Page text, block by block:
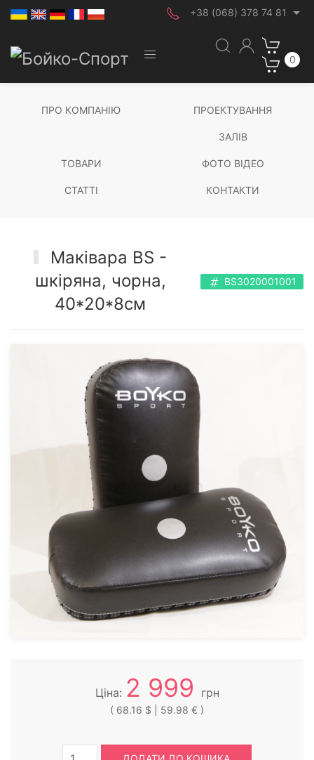
+38 (068) 378 74 81
0
ПРО КОМПАНІЮ ПРОЕКТУВАННЯ
ЗАЛІВ
ТОВАРИ ФОТО ВІДЕО
СТАТТІ КОНТАКТИ
Маківара BS -
шкіряна, чорна,
40*20*8см
BS3020001001
Ціна: 2 999 грн
( 68.16 $ | 59.98 € )